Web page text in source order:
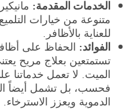
الخدمات المقدمة:
متنوعة من خيارات
للعناية بالأظافر.
الفوائد: الحفاظ على
تستمتعين بعلاج مريح
الميت. لا تعمل خدماتنا
فحسب، بل تشمل أيضاً
الدموية ويعزز الاسترخاء.